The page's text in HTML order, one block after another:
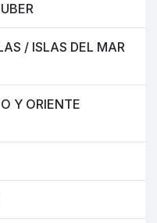
/ ISLAS DEL MAR
Y ORIENTE